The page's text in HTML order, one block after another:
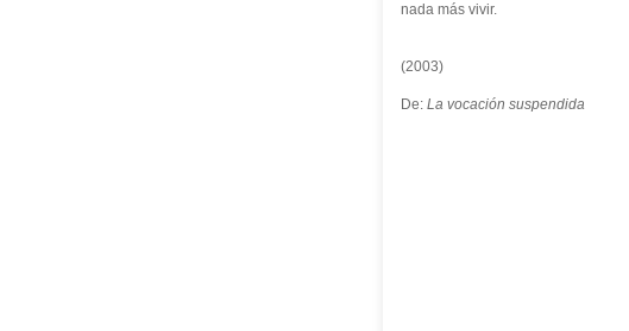
nada más vivir.
(2003)
De: La vocación suspendida